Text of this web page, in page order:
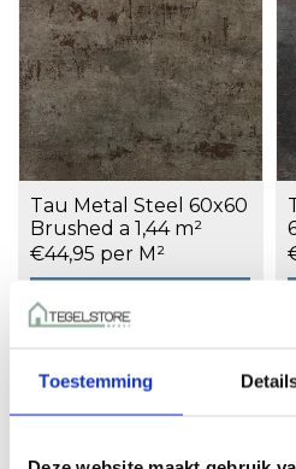
Toestemming
Tau Metal Steel 60x60
Brushed a 1,44 m²
€44,95 per M²